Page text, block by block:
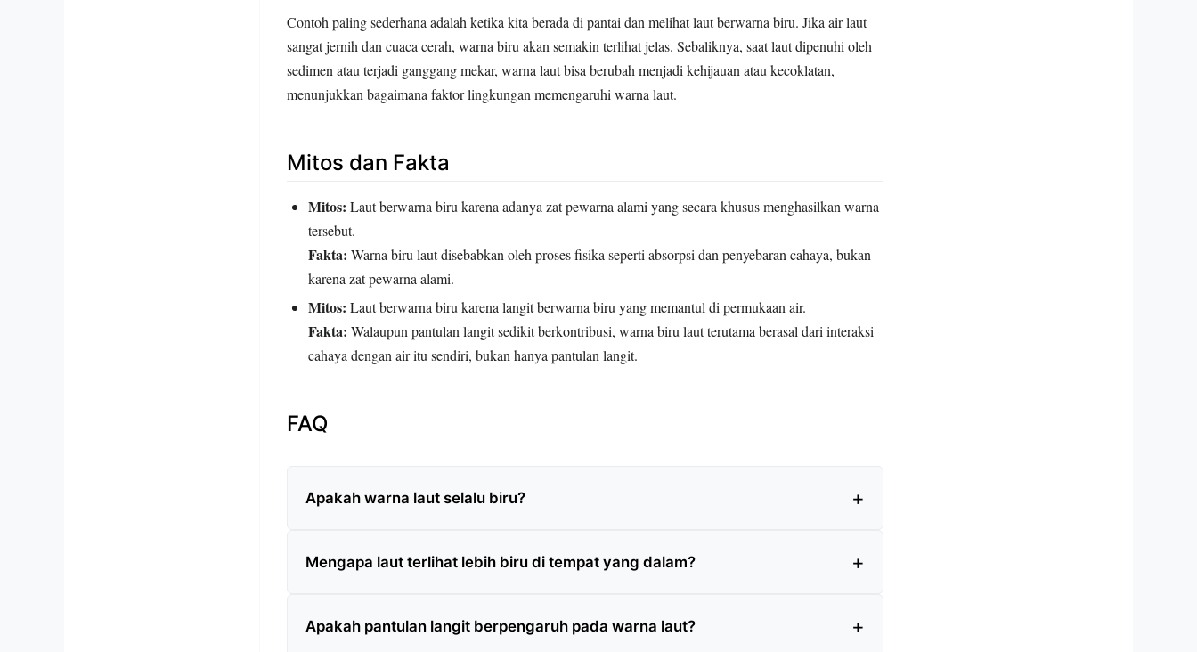
Contoh paling sederhana adalah ketika kita berada di pantai dan melihat laut berwarna biru. Jika air laut
sangat jernih dan cuaca cerah, warna biru akan semakin terlihat jelas. Sebaliknya, saat laut dipenuhi oleh
sedimen atau terjadi ganggang mekar, warna laut bisa berubah menjadi kehijauan atau kecoklatan,
menunjukkan bagaimana faktor lingkungan memengaruhi warna laut.
Mitos dan Fakta
Mitos: Laut berwarna biru karena adanya zat pewarna alami yang secara khusus menghasilkan warna
tersebut.
Fakta: Warna biru laut disebabkan oleh proses fisika seperti absorpsi dan penyebaran cahaya, bukan
karena zat pewarna alami.
Mitos: Laut berwarna biru karena langit berwarna biru yang memantul di permukaan air.
Fakta: Walaupun pantulan langit sedikit berkontribusi, warna biru laut terutama berasal dari interaksi
cahaya dengan air itu sendiri, bukan hanya pantulan langit.
FAQ
Apakah warna laut selalu biru?
Mengapa laut terlihat lebih biru di tempat yang dalam?
Apakah pantulan langit berpengaruh pada warna laut?